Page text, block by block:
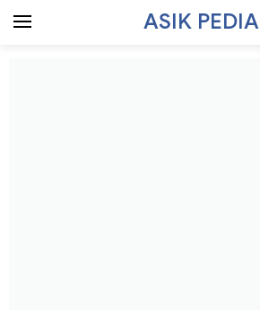
ASIK PEDIA